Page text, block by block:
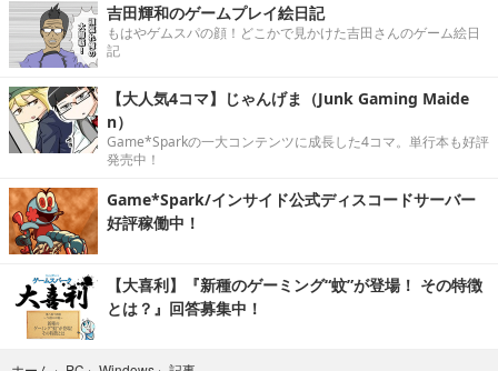
吉田輝和のゲームプレイ絵日記
もはやゲムスパの顔！どこかで見かけた吉田さんのゲーム絵日
記
【大人気4コマ】じゃんげま（Junk Gaming Maide
n）
Game*Sparkの一大コンテンツに成長した4コマ。単行本も好評
発売中！
Game*Spark/インサイド公式ディスコードサーバー
好評稼働中！
【大喜利】『新種のゲーミング“蚊”が登場！ その特徴
とは？』回答募集中！